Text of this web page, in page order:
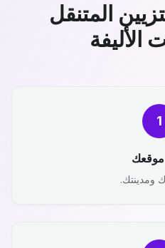
المتنقل
الأليفة
1
موقعك
ومدينتك.